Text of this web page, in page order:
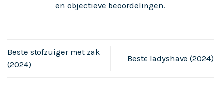
en objectieve beoordelingen.
Beste stofzuiger met zak
(2024)
Beste ladyshave (2024)